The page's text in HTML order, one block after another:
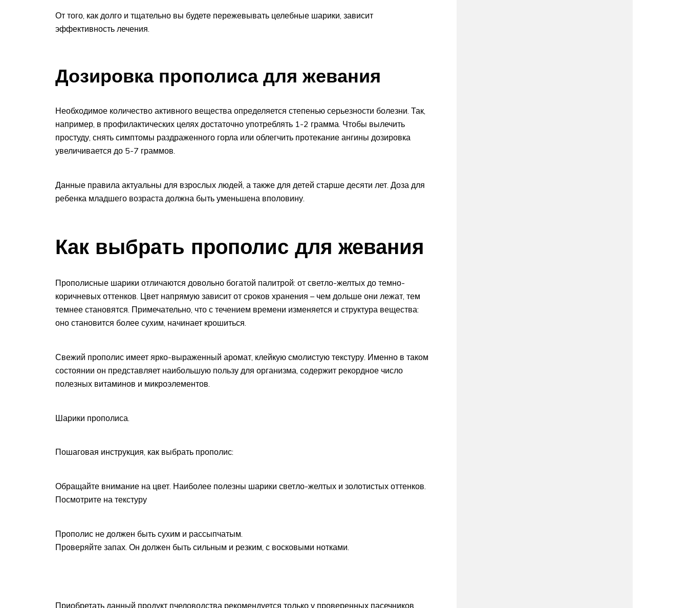
От того, как долго и тщательно вы будете пережевывать целебные шарики, зависит
эффективность лечения.
Дозировка прополиса для жевания
Необходимое количество активного вещества определяется степенью серьезности болезни. Так,
например, в профилактических целях достаточно употреблять 1-2 грамма. Чтобы вылечить
простуду, снять симптомы раздраженного горла или облегчить протекание ангины дозировка
увеличивается до 5-7 граммов.
Данные правила актуальны для взрослых людей, а также для детей старше десяти лет. Доза для
ребенка младшего возраста должна быть уменьшена вполовину.
Как выбрать прополис для жевания
Прополисные шарики отличаются довольно богатой палитрой: от светло-желтых до темно-
коричневых оттенков. Цвет напрямую зависит от сроков хранения – чем дольше они лежат, тем
темнее становятся. Примечательно, что с течением времени изменяется и структура вещества:
оно становится более сухим, начинает крошиться.
Свежий прополис имеет ярко-выраженный аромат, клейкую смолистую текстуру. Именно в таком
состоянии он представляет наибольшую пользу для организма, содержит рекордное число
полезных витаминов и микроэлементов.
Шарики прополиса.
Пошаговая инструкция, как выбрать прополис:
Обращайте внимание на цвет. Наиболее полезны шарики светло-желтых и золотистых оттенков.
Посмотрите на текстуру
Прополис не должен быть сухим и рассыпчатым.
Проверяйте запах. Он должен быть сильным и резким, с восковыми нотками.
Приобретать данный продукт пчеловодства рекомендуется только у проверенных пасечников.